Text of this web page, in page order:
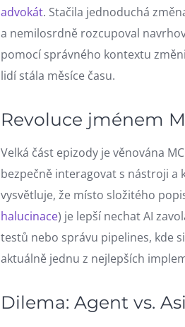
advokát. Stačila jednoduchá
a nemilosrdně rozcupoval
pomocí správného kontextu
lidí stála měsíce času.
Revoluce jménem
Velká část epizody je věnována
bezpečně interagovat s nástroji a
vysvětluje, že místo složitého
halucinace) je lepší nechat AI
testů nebo správu pipelines, kde
aktuálně jednu z nejlepších
Dilema: Agent vs.